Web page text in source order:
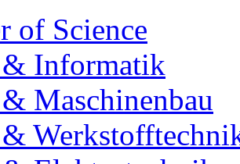
of Science
Informatik
Maschinenbau